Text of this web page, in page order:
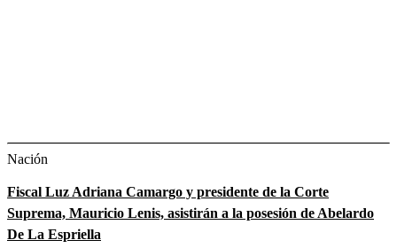
Nación
Fiscal Luz Adriana Camargo y presidente de la Corte
Suprema, Mauricio Lenis, asistirán a la posesión de Abelardo
De La Espriella